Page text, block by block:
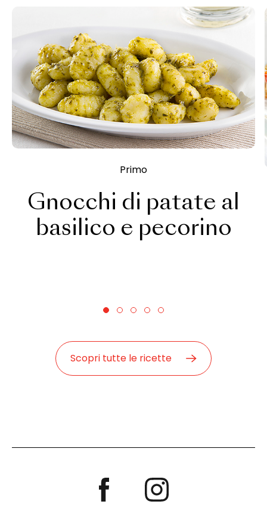
Primo
Gnocchi di patate al
basilico e pecorino
Scopri tutte le ricette